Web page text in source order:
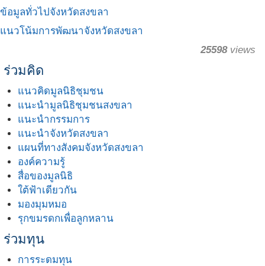
ข้อมูลทั่วไปจังหวัดสงขลา
แนวโน้มการพัฒนาจังหวัดสงขลา
25598views
ร่วมคิด
แนวคิดมูลนิธิชุมชน
แนะนำมูลนิธิชุมชนสงขลา
แนะนำกรรมการ
แนะนำจังหวัดสงขลา
แผนที่ทางสังคมจังหวัดสงขลา
องค์ความรู้
สื่อของมูลนิธิ
ใต้ฟ้าเดียวกัน
มองมุมหมอ
รุกขมรดกเพื่อลูกหลาน
ร่วมทุน
การระดมทุน